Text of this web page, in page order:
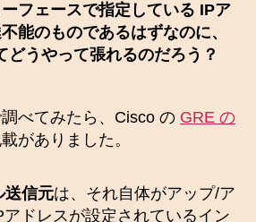
フェースで指定している IPア
能のものであるはずなのに、
どうやって張れるのだろう？
べてみたら、Cisco の GRE の
がありました。
送信元は、それ自体がアップ/ア
アドレスが設定されているイン